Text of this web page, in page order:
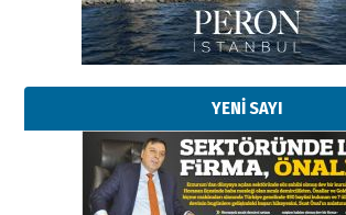
YENİ SAYI
Kadir SABUNCUOĞLU
Erzurumspor’un köşe taşları
29 Haziran 2026 Pazartesi
Kenan GÜLERCİ
Murat Şahsuvaroğlu ERKON’da
çıtayı yukarı taşırken,
yönetimdekiler aşağı
çekmemeli!